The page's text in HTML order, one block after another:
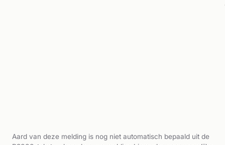
Aard van deze melding is nog niet automatisch bepaald uit de